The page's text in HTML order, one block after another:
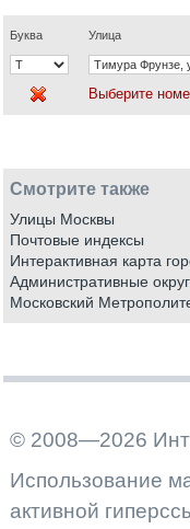
Буква Улица
Выберите
Смотрите также
Улицы Москвы
Почтовые индексы
Интерактивная карта
Административные
Московский
© 2008—2026
Использование
активной